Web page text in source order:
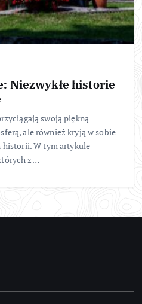
Niezwykłe historie
swoją piękną
ale również kryją w sobie
historii. W tym artykule
z…